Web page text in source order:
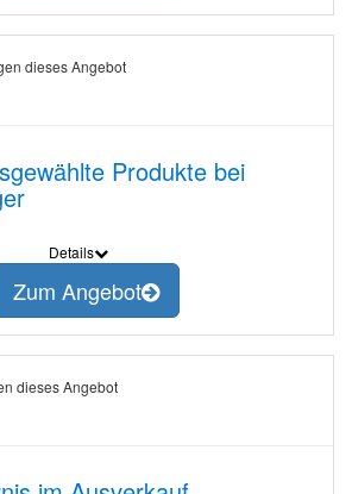
dieses Angebot
Produkte bei
Details
Zum Angebot
dieses Angebot